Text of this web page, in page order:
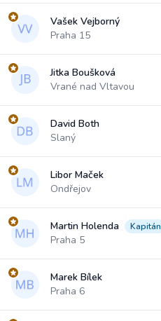
Vašek Vejborný
Praha 15
Jitka Boušková
Vrané nad Vltavou
David Both
Slaný
Libor Maček
Ondřejov
Martin Holenda Kapitán
Praha 5
Marek Bílek
Praha 6